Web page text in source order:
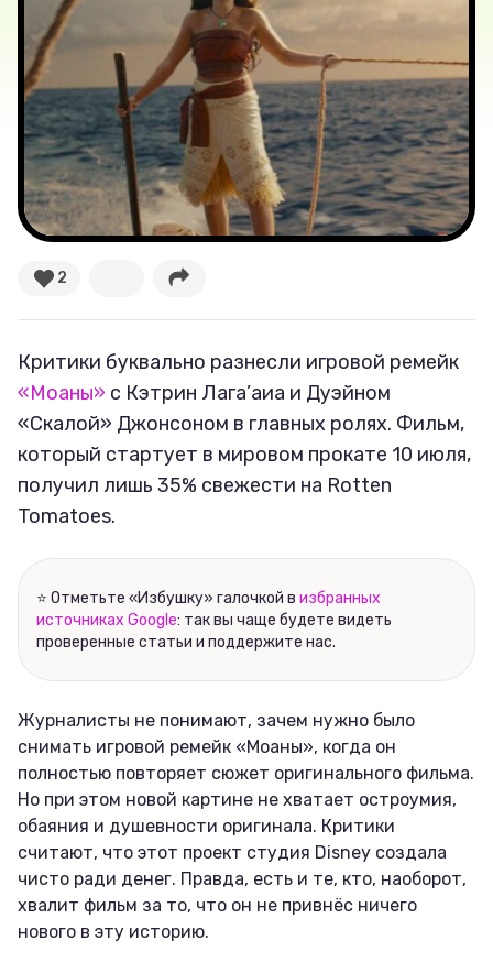
Секспросвет
Великие женщины
Тренды
Соцсети
2
Критики буквально разнесли игровой ремейк
«Моаны» с Кэтрин Лага’аиа и Дуэйном
«Скалой» Джонсоном в главных ролях. Фильм,
который стартует в мировом прокате 10 июля,
получил лишь 35% свежести на Rotten
Tomatoes.
⭐ Отметьте «Избушку» галочкой в избранных
источниках Google: так вы чаще будете видеть
проверенные статьи и поддержите нас.
Журналисты не понимают, зачем нужно было
снимать игровой ремейк «Моаны», когда он
полностью повторяет сюжет оригинального фильма.
Но при этом новой картине не хватает остроумия,
обаяния и душевности оригинала. Критики
считают, что этот проект студия Disney создала
чисто ради денег. Правда, есть и те, кто, наоборот,
хвалит фильм за то, что он не привнёс ничего
нового в эту историю.